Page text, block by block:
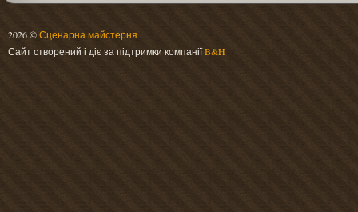
2026 ©Сценарна майстерня
Сайт створений і діє за підтримки компаніїB&H